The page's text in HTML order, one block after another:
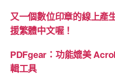
又一個數位印章的線上產
援繁體中文喔！
PDFgear：功能媲美
輯工具